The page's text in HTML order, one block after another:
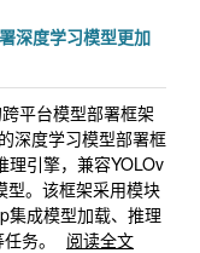
深度学习模型更加
平台模型部署框架
深度学习模型部署框
理引擎，兼容YOLOv
型。该框架采用模块
集成模型加载、推理
务。
阅读全文